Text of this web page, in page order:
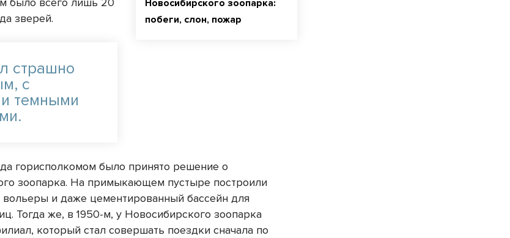
Новосибирского зоопарка:
побеги, слон, пожар
зверей.
страшно
с
темными
горисполкомом было принято решение о
зоопарка. На примыкающем пустыре построили
и даже цементированный бассейн для
Тогда же, в 1950-м, у Новосибирского зоопарка
который стал совершать поездки сначала по